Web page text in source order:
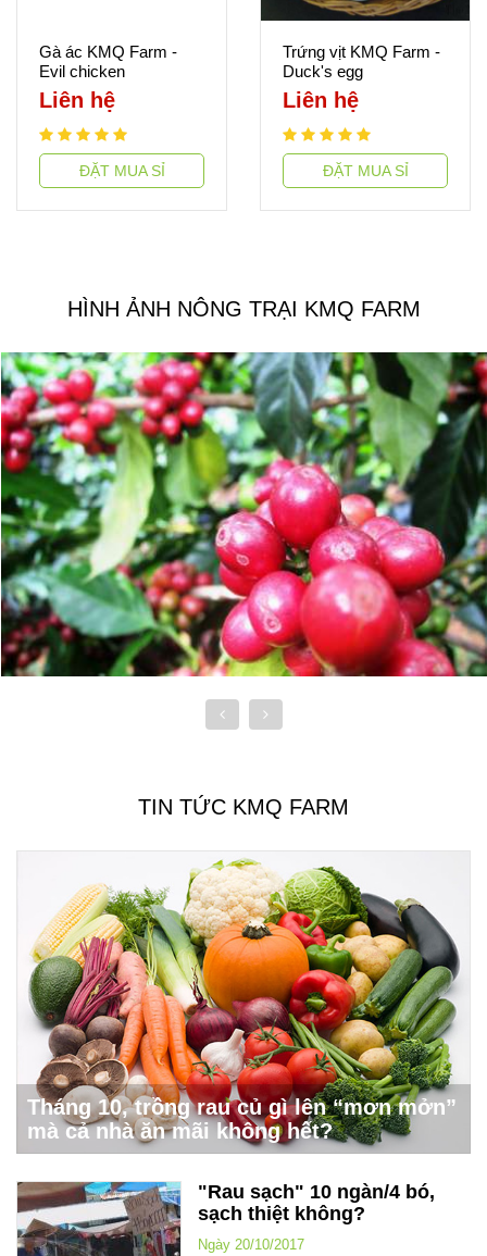
Gà ác KMQ Farm -
Evil chicken
Liên hệ
ĐẶT MUA SỈ
Trứng vịt KMQ Farm -
Duck's egg
Liên hệ
ĐẶT MUA SỈ
HÌNH ẢNH NÔNG TRẠI KMQ FARM
TIN TỨC KMQ FARM
Tháng 10, trồng rau củ gì lên “mơn mởn”
mà cả nhà ăn mãi không hết?
"Rau sạch" 10 ngàn/4 bó,
sạch thiệt không?
Ngày 20/10/2017